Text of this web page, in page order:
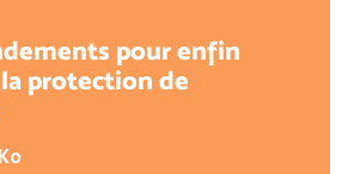
pour enfin
protection de